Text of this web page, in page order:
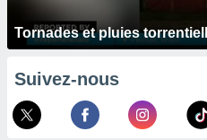
Tornades et pluies
Suivez-nous